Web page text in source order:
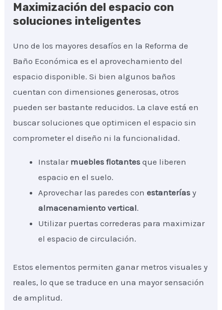
Maximización del espacio con
soluciones inteligentes
Uno de los mayores desafíos en la Reforma de
Baño Económica es el aprovechamiento del
espacio disponible. Si bien algunos baños
cuentan con dimensiones generosas, otros
pueden ser bastante reducidos. La clave está en
buscar soluciones que optimicen el espacio sin
comprometer el diseño ni la funcionalidad.
Instalar muebles flotantes que liberen
espacio en el suelo.
Aprovechar las paredes conestanterías y
almacenamiento vertical.
Utilizar puertas correderas para maximizar
el espacio de circulación.
Estos elementos permiten ganar metros visuales y
reales, lo que se traduce en una mayor sensación
de amplitud.